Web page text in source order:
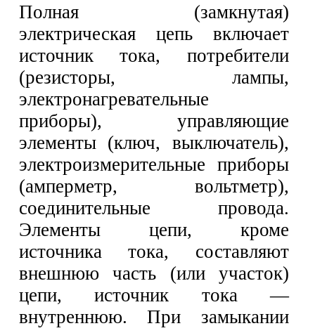
Полная (замкнутая)
электрическая цепь включает
источник тока, потребители
(резисторы, лампы,
электронагревательные
приборы), управляющие
элементы (ключ, выключатель),
электроизмерительные приборы
(амперметр, вольтметр),
соединительные провода.
Элементы цепи, кроме
источника тока, составляют
внешнюю часть (или участок)
цепи, источник тока —
внутреннюю. При замыкании